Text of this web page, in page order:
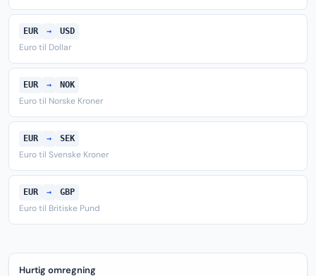
EUR → USD
Euro til Dollar
EUR → NOK
Euro til Norske Kroner
EUR → SEK
Euro til Svenske Kroner
EUR → GBP
Euro til Britiske Pund
Hurtig omregning